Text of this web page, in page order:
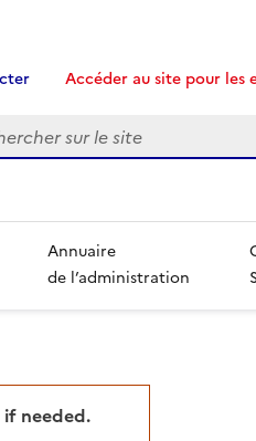
Accéder au site pour les
Annuaire
de l’administration
if needed.